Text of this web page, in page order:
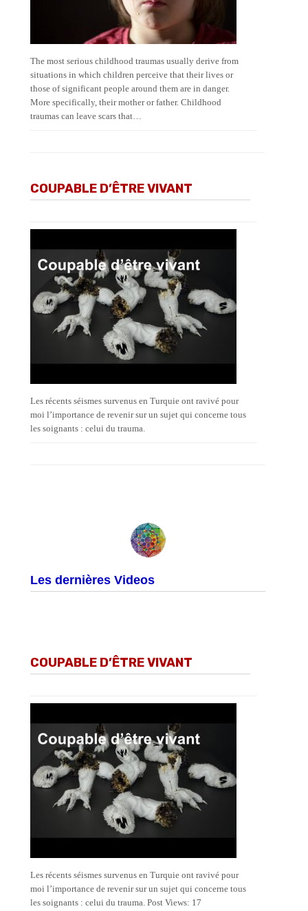
The most serious childhood traumas usually derive from
situations in which children perceive that their lives or
those of significant people around them are in danger.
More specifically, their mother or father. Childhood
traumas can leave scars that…
COUPABLE D’ÊTRE VIVANT
Les récents séismes survenus en Turquie ont ravivé pour
moi l’importance de revenir sur un sujet qui concerne tous
les soignants : celui du trauma.
Les dernières Videos
COUPABLE D’ÊTRE VIVANT
Les récents séismes survenus en Turquie ont ravivé pour
moi l’importance de revenir sur un sujet qui concerne tous
les soignants : celui du trauma. Post Views: 17